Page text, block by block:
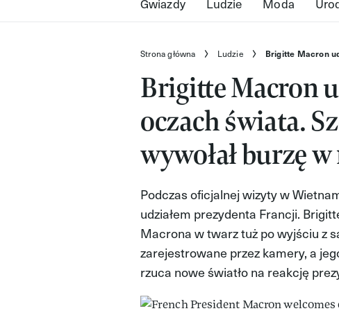
Strona główna Ludzie Brigitte Macron
Brigitte Macron
oczach świata.
wywołał burzę
Podczas oficjalnej wizyty w
udziałem prezydenta Francji.
Macrona w twarz tuż po wyjściu z
zarejestrowane przez kamery, a
rzuca nowe światło na reakcję